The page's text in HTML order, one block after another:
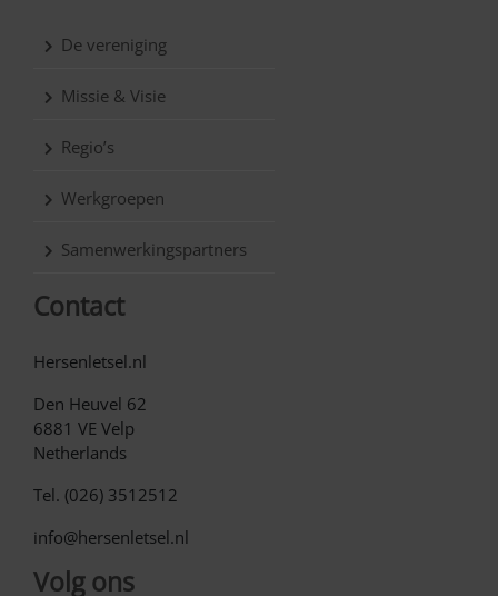
De vereniging
Missie & Visie
Regio’s
Werkgroepen
Samenwerkingspartners
Contact
Hersenletsel.nl
Den Heuvel 62
6881 VE Velp
Netherlands
Tel. (026) 3512512
info@hersenletsel.nl
Volg ons